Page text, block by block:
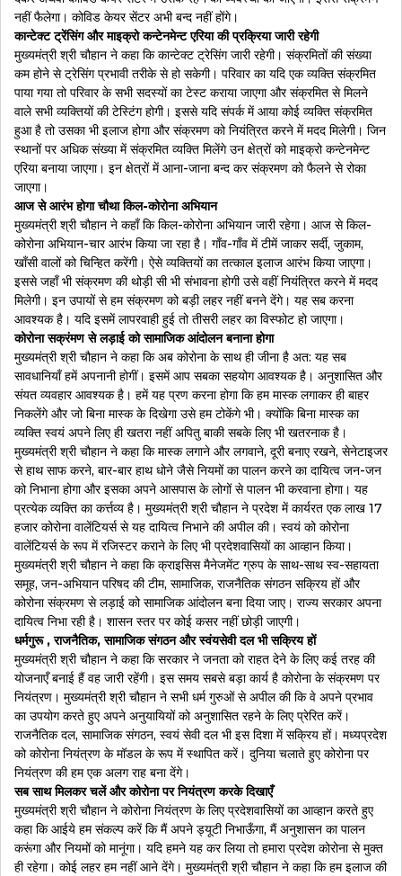
नहीं फैलेगा। कोविड केयर सेंटर अभी बन्द नहीं होंगे।
कान्टेक्ट ट्रेंसिंग और माइक्रो कन्टेनमेन्ट एरिया की प्रक्रिया जारी रहेगी
मुख्यमंत्री श्री चौहान ने कहा कि कान्टेक्ट ट्रेसिंग जारी रहेगी। संक्रमितों की संख्या
कम होने से ट्रेसिंग प्रभावी तरीके से हो सकेगी। परिवार का यदि एक व्यक्ति संक्रमित
पाया गया तो परिवार के सभी सदस्यों का टेस्ट कराया जाएगा और संक्रमित से मिलने
वाले सभी व्यक्तियों की टेस्टिंग होगी। इससे यदि संपर्क में आया कोई व्यक्ति संक्रमित
हुआ है तो उसका भी इलाज होगा और संक्रमण को नियंत्रित करने में मदद मिलेगी। जिन
स्थानों पर अधिक संख्या में संक्रमित व्यक्ति मिलेंगे उन क्षेत्रों को माइक्रो कन्टेनमेन्ट
एरिया बनाया जाएगा। इन क्षेत्रों में आना-जाना बन्द कर संक्रमण को फैलने से रोका
जाएगा।
आज से आरंभ होगा चौथा किल-कोरोना अभियान
मुख्यमंत्री श्री चौहान ने कहाँ कि किल-कोरोना अभियान जारी रहेगा। आज से किल-
कोरोना अभियान-चार आरंभ किया जा रहा है। गाँव-गाँव में टीमें जाकर सर्दी, जुकाम,
खाँसी वालों को चिन्हित करेंगी। ऐसे व्यक्तियों का तत्काल इलाज आरंभ किया जाएगा।
इससे जहाँ भी संक्रमण की थोड़ी सी भी संभावना होगी उसे वहीं नियंत्रित करने में मदद
मिलेगी। इन उपायों से हम संक्रमण को बड़ी लहर नहीं बनने देंगे। यह सब करना
आवश्यक है। यदि इसमें लापरवाही हुई तो तीसरी लहर का विस्फोट हो जाएगा।
कोरोना सक्रंमण से लड़ाई को सामाजिक आंदोलन बनाना होगा
मुख्यमंत्री श्री चौहान ने कहा कि अब कोरोना के साथ ही जीना है अत: यह सब
सावधानियाँ हमें अपनानी होगीं। इसमें आप सबका सहयोग आवश्यक है। अनुशासित और
संयत व्यवहार आवश्यक है। हमें यह प्रण करना होगा कि हम मास्क लगाकर ही बाहर
निकलेंगे और जो बिना मास्क के दिखेगा उसे हम टोकेंगे भी। क्योंकि बिना मास्क का
व्यक्ति स्वयं अपने लिए ही खतरा नहीं अपितु बाकी सबके लिए भी खतरनाक है।
मुख्यमंत्री श्री चौहान ने कहा कि मास्क लगाने और लगवाने, दूरी बनाए रखने, सेनेटाइजर
से हाथ साफ करने, बार-बार हाथ धोने जैसे नियमों का पालन करने का दायित्व जन-जन
को निभाना होगा और इसका अपने आसपास के लोगों से पालन भी करवाना होगा। यह
प्रत्येक व्यक्ति का कर्त्तव्य है। मुख्यमंत्री श्री चौहान ने प्रदेश में कार्यरत एक लाख 17
हजार कोरोना वालेंटियर्स से यह दायित्व निभाने की अपील की। स्वयं को कोरोना
वालेंटियर्स के रूप में रजिस्टर कराने के लिए भी प्रदेशवासियों का आव्हान किया।
मुख्यमंत्री श्री चौहान ने कहा कि क्राइसिस मैनेजमेंट ग्रुप के साथ-साथ स्व-सहायता
समूह, जन-अभियान परिषद की टीम, सामाजिक, राजनैतिक संगठन सक्रिय हों और
कोरोना संक्रमण से लड़ाई को सामाजिक आंदोलन बना दिया जाए। राज्य सरकार अपना
दायित्व निभा रही है। शासन स्तर पर कोई कसर नहीं छोड़ी जाएगी।
धर्मगुरू , राजनैतिक, सामाजिक संगठन और स्वंयसेवी दल भी सक्रिय हों
मुख्यमंत्री श्री चौहान ने कहा कि सरकार ने जनता को राहत देने के लिए कई तरह की
योजनाएँ बनाई हैं वह जारी रहेंगी। इस समय सबसे बड़ा कार्य है कोरोना के संक्रमण पर
नियंत्रण। मुख्यमंत्री श्री चौहान ने सभी धर्म गुरुओं से अपील की कि वे अपने प्रभाव
का उपयोग करते हुए अपने अनुयायियों को अनुशासित रहने के लिए प्रेरित करें।
राजनैतिक दल, सामाजिक संगठन, स्वयं सेवी दल भी इस दिशा में सक्रिय हों। मध्यप्रदेश
को कोरोना नियंत्रण के मॉडल के रूप में स्थापित करें। दुनिया चलाते हुए कोरोना पर
नियंत्रण की हम एक अलग राह बना देंगे।
सब साथ मिलकर चलें और कोरोना पर नियंत्रण करके दिखाएँ
मुख्यमंत्री श्री चौहान ने कोरोना नियंत्रण के लिए प्रदेशवासियों का आव्हान करते हुए
कहा कि आईये हम संकल्प करें कि मैं अपने ड्यूटी निभाऊँगा, मैं अनुशासन का पालन
करूंगा और नियमों को मानूंगा। यदि हमने यह कर लिया तो हमारा प्रदेश कोरोना से मुक्त
ही रहेगा। कोई लहर हम नहीं आने देंगे। मुख्यमंत्री श्री चौहान ने कहा कि हम इलाज की